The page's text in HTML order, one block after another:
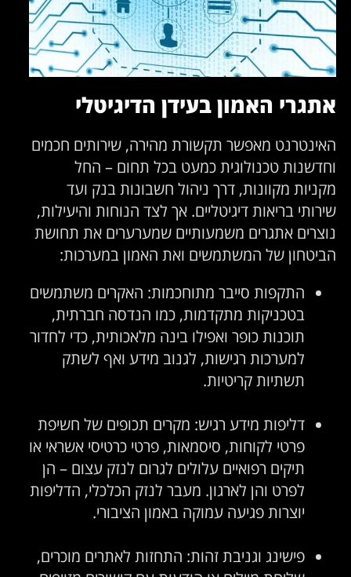
האמון בעידן הדיגיטלי
מאפשר תקשורת מהירה, שירותים חכמים
טכנולוגית כמעט בכל תחום – החל
מקוונות, דרך ניהול חשבונות בנק ועד
בריאות דיגיטליים. אך לצד הנוחות והיעילות,
אתגרים משמעותיים שמערערים את תחושת
של המשתמשים ואת האמון במערכות:
התקפות סייבר מתוחכמות: האקרים משתמשים
בטכניקות מתקדמות, כמו הנדסה חברתית,
תוכנות כופר ואפילו בינה מלאכותית, כדי לחדור
למערכות רגישות, לגנוב מידע ואף לשתק
תשתיות קריטיות.
דליפות מידע רגיש: מקרים תכופים של חשיפת
פרטי לקוחות, סיסמאות, פרטי כרטיסי אשראי או
תיקים רפואיים עלולים לגרום לנזק עצום – הן
לפרט והן לארגון. מעבר לנזק הכלכלי, הדליפות
יוצרות פגיעה עמוקה באמון הציבורי.
פישינג וגניבת זהות: התחזות לאתרים מוכרים,